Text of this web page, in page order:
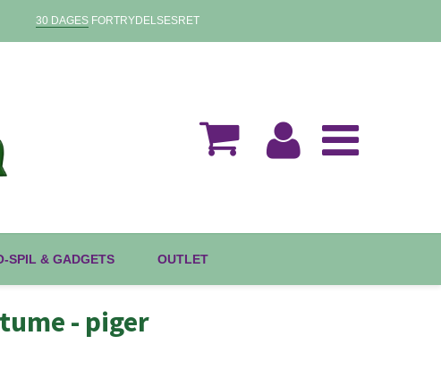
30 DAGESFORTRYDELSESRET
SPIL & GADGETS OUTLET
- piger